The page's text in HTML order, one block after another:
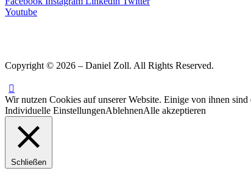
Youtube
Copyright © 2026 – Daniel Zoll. All Rights Reserved.
Wir nutzen Cookies auf unserer Website. Einige von ihnen
Individuelle EinstellungenAblehnenAlle akzeptieren
Schließen